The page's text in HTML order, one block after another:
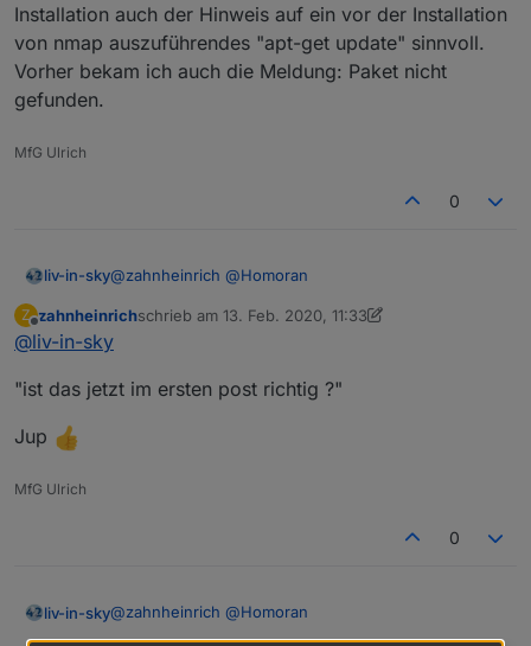
Installation auch der Hinweis auf ein vor der Installation
von nmap auszuführendes "apt-get update" sinnvoll.
Vorher bekam ich auch die Meldung: Paket nicht
gefunden.
MfG Ulrich
0
liv-in-sky@zahnheinrich @Homoran
ist das jetzt im ersten post richtig ?
Z
Offline
zahnheinrichschrieb am 13. Feb. 2020, 11:33
zuletzt editiert von zahnheinrich
@liv-in-sky
"ist das jetzt im ersten post richtig ?"
Jup
MfG Ulrich
0
liv-in-sky@zahnheinrich @Homoran